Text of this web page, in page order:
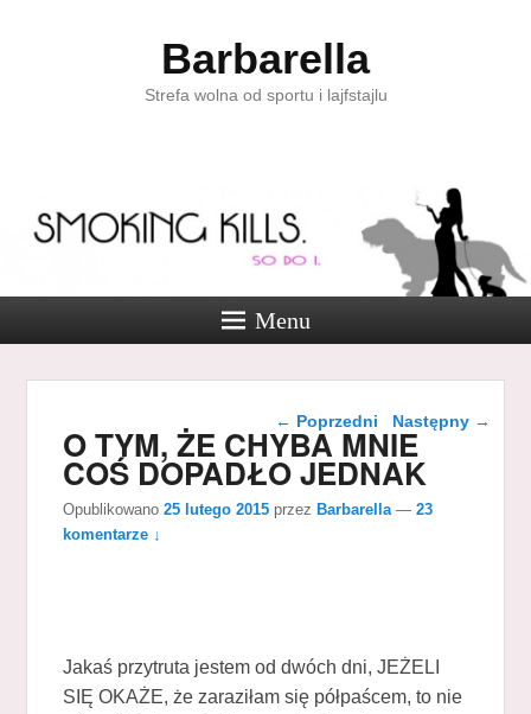
Barbarella
Strefa wolna od sportu i lajfstajlu
Menu
Nawigacja wpisu
← Poprzedni Następny →
O TYM, ŻE CHYBA MNIE
COŚ DOPADŁO JEDNAK
Opublikowano25 lutego 2015 przez Barbarella —23
komentarze ↓
Jakaś przytruta jestem od dwóch dni, JEŻELI
SIĘ OKAŻE, że zaraziłam się półpaścem, to nie